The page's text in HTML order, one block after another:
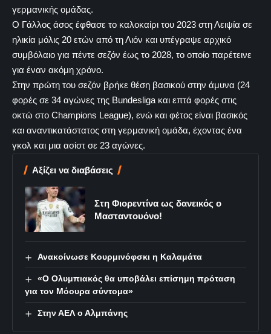
γερμανικής ομάδας.
Ο Γάλλος άσος έφθασε το καλοκαίρι του 2023 στη Λειψία σε
ηλικία μόλις 20 ετών από τη Λιόν και υπέγραψε αρχικό
συμβόλαιο για πέντε σεζόν έως το 2028, το οποίο παρέτεινε
για έναν ακόμη χρόνο.
Στην πρώτη του σεζόν βρήκε θέση βασικού στην άμυνα (24
φορές σε 34 αγώνες της Bundesliga και επτά φορές στις
οκτώ στο Champions League), ενώ και φέτος είναι βασικός
και αναντικατάστατος στη γερμανική ομάδα, έχοντας ένα
γκολ και μια ασίστ σε 23 αγώνες.
Αξίζει να διαβάσεις
Στη Φιορεντίνα ως δανεικός ο
Μασταντουόνο!
Ανακοίνωσε Κουρμινόφσκι η Καλαμάτα
«Ο Ολυμπιακός θα υποβάλει επίσημη πρόταση
για τον Μόουρα σύντομα»
Στην ΑΕΛ ο Αλμπάνης